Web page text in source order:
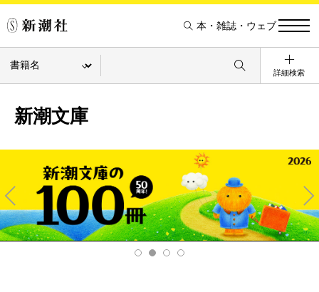
本・雑誌・ウェブ
詳細検索
新潮文庫
Pre
v
Ne
xt